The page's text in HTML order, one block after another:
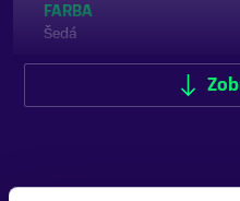
FARBA
Šedá